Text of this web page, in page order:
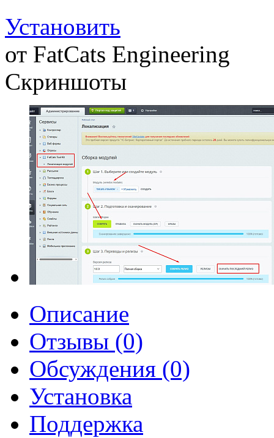
Установить
от FatCats Engineering
Скриншоты
Описание
Отзывы (0)
Обсуждения (0)
Установка
Поддержка